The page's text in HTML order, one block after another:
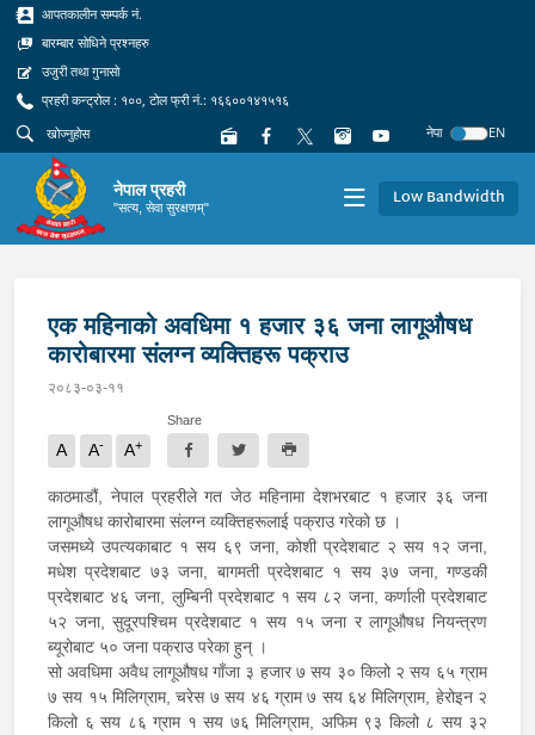
आपतकालीन सम्पर्क नं.
बारम्बार सोधिने प्रश्नहरु
उजुरी तथा गुनासो
प्रहरी कन्ट्रोल : १००, टोल फ्री नं.: १६६००१४१५१६
नेपा
EN
नेपाल प्रहरी
"सत्य, सेवा सुरक्षणम्" Low Bandwidth
एक महिनाको अवधिमा १ हजार ३६ जना लागूऔषध
कारोबारमा संलग्न व्यक्तिहरू पक्राउ
२०८३-०३-११
A A- A+
Share
काठमाडौं, नेपाल प्रहरीले गत जेठ महिनामा देशभरबाट १ हजार ३६ जना
लागूऔषध कारोबारमा संलग्न व्यक्तिहरूलाई पक्राउ गरेको छ ।
जसमध्ये उपत्यकाबाट १ सय ६९ जना, कोशी प्रदेशबाट २ सय १२ जना,
मधेश प्रदेशबाट ७३ जना, बागमती प्रदेशबाट १ सय ३७ जना, गण्डकी
प्रदेशबाट ४६ जना, लुम्बिनी प्रदेशबाट १ सय ८२ जना, कर्णाली प्रदेशबाट
५२ जना, सुदूरपश्चिम प्रदेशबाट १ सय १५ जना र लागूऔषध नियन्त्रण
ब्यूरोबाट ५० जना पक्राउ परेका हुन् ।
सो अवधिमा अवैध लागूऔषध गाँजा ३ हजार ७ सय ३० किलो २ सय ६५ ग्राम
७ सय १५ मिलिग्राम, चरेस ७ सय ४६ ग्राम ७ सय ६४ मिलिग्राम, हेरोइन २
किलो ६ सय ८६ ग्राम १ सय ७६ मिलिग्राम, अफिम ९३ किलो ८ सय ३२